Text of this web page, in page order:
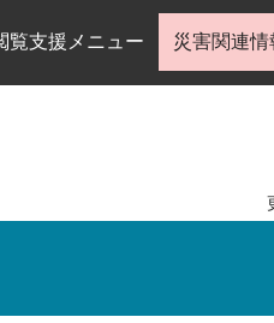
覧支援メニュー 災害関連情